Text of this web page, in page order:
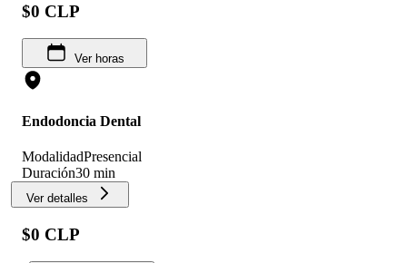
$0 CLP
Ver horas
Endodoncia Dental
ModalidadPresencial
Duración30 min
Ver detalles
$0 CLP